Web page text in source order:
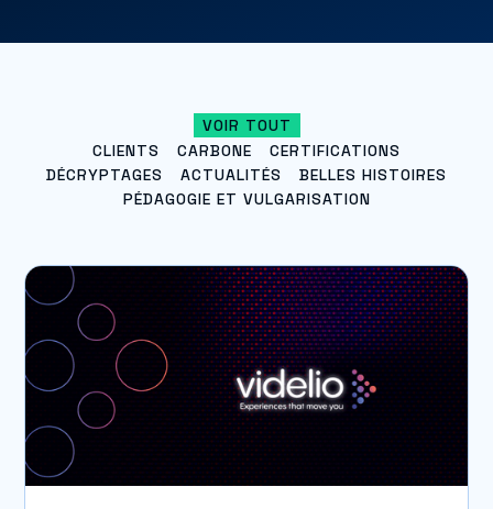
VOIR TOUT
CLIENTS
CARBONE
CERTIFICATIONS
DÉCRYPTAGES
ACTUALITÉS
BELLES HISTOIRES
PÉDAGOGIE ET VULGARISATION